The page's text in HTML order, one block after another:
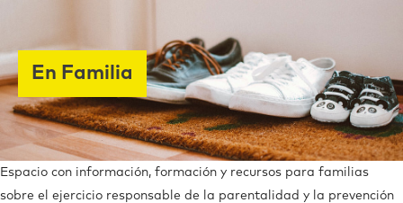
En Familia
Espacio con información, formación y recursos para familias
sobre el ejercicio responsable de la parentalidad y la prevención